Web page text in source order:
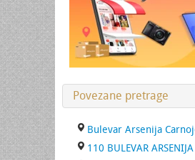
Povezane pretrage
Bulevar Arsenija
110 BULEVAR